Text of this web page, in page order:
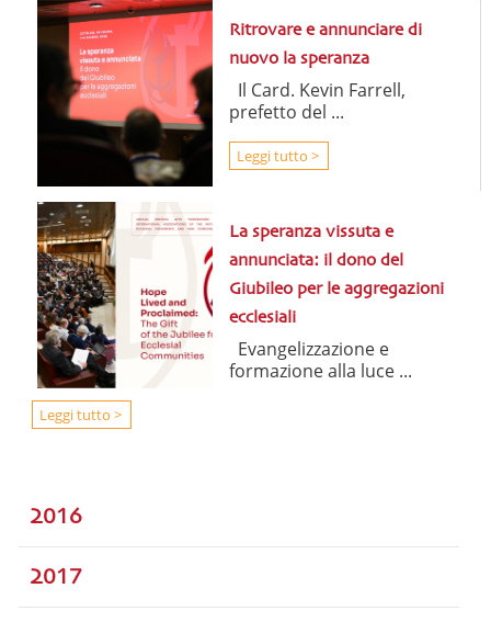
Ritrovare e annunciare di
nuovo la speranza
Il Card. Kevin Farrell,
prefetto del ...
Leggi tutto >
La speranza vissuta e
annunciata: il dono del
Giubileo per le aggregazioni
ecclesiali
Evangelizzazione e
formazione alla luce ...
Leggi tutto >
2016
2017